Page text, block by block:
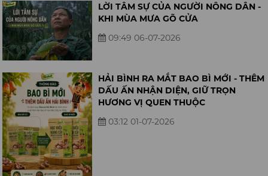
LỜI TÂM SỰ CỦA NGƯỜI NÔNG DÂN -
KHI MÙA MƯA GÕ CỬA
09:49 06-07-2026
HẢI BÌNH RA MẮT BAO BÌ MỚI - THÊM
DẤU ẤN NHẬN DIỆN, GIỮ TRỌN
HƯƠNG VỊ QUEN THUỘC
03:12 01-07-2026